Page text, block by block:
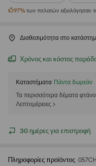
97%των πελατών αξιολόγησαν
Διαθεσιμότητα στο
Χρόνος και κόστος
Καταστήματα Πάντα δωρεάν
Τα περισσότερα δέματα
Λεπτομέρειες >
30 ημέρες για επιστροφή
Πληροφορίες προϊόντος